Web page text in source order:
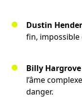
Dustin
fin, impossible
Billy Hargrove
l’âme
danger.